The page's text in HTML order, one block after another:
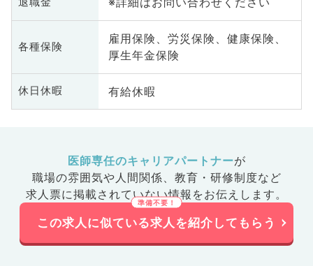
各種保険
雇用保険、労災保険、健康保険、
厚生年金保険
休日休暇 有給休暇
医師専任のキャリアパートナーが
職場の雰囲気や人間関係、 教育・研修制度など
求人票に掲載されていない情報をお伝えします。
この求人に似ている求人を紹介してもらう